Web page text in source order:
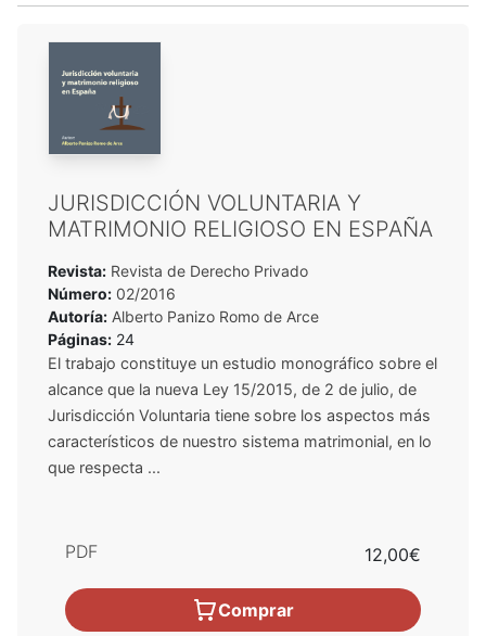
JURISDICCIÓN VOLUNTARIA Y
MATRIMONIO RELIGIOSO EN ESPAÑA
Revista: Revista de Derecho Privado
Número: 02/2016
Autoría: Alberto Panizo Romo de Arce
Páginas: 24
El trabajo constituye un estudio monográfico sobre el
alcance que la nueva Ley 15/2015, de 2 de julio, de
Jurisdicción Voluntaria tiene sobre los aspectos más
característicos de nuestro sistema matrimonial, en lo
que respecta ...
PDF 12,00€
Comprar